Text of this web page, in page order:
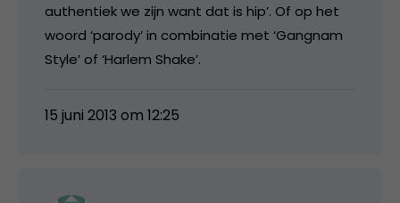
authentiek we zijn want dat is hip’. Of op het
woord ‘parody’ in combinatie met ‘Gangnam
Style’ of ‘Harlem Shake’.
15 juni 2013 om 12:25